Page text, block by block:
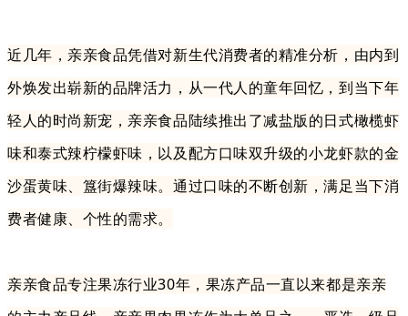
近几年，亲亲食品凭借对新生代消费者的精准分析，由内到
外焕发出崭新的品牌活力，从一代人的童年回忆，到当下年
轻人的时尚新宠，亲亲食品陆续推出了减盐版的日式橄榄虾
味和泰式辣柠檬虾味，以及配方口味双升级的小龙虾款的金
沙蛋黄味、簋街爆辣味。通过口味的不断创新，满足当下消
费者健康、个性的需求。
亲亲食品专注果冻行业30年，果冻产品一直以来都是亲亲